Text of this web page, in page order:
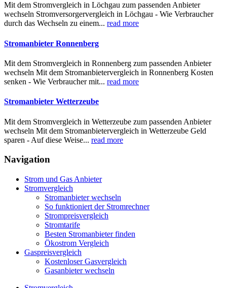
Mit dem Stromvergleich in Löchgau zum passenden Anbieter
wechseln Stromversorgervergleich in Löchgau - Wie Verbraucher
durch das Wechseln zu einem... read more
Stromanbieter Ronnenberg
Mit dem Stromvergleich in Ronnenberg zum passenden Anbieter
wechseln Mit dem Stromanbietervergleich in Ronnenberg Kosten
senken - Wie Verbraucher mit... read more
Stromanbieter Wetterzeube
Mit dem Stromvergleich in Wetterzeube zum passenden Anbieter
wechseln Mit dem Stromanbietervergleich in Wetterzeube Geld
sparen - Auf diese Weise... read more
Navigation
Strom und Gas Anbieter
Stromvergleich
Stromanbieter wechseln
So funktioniert der Stromrechner
Strompreisvergleich
Stromtarife
Besten Stromanbieter finden
Ökostrom Vergleich
Gaspreisvergleich
Kostenloser Gasvergleich
Gasanbieter wechseln